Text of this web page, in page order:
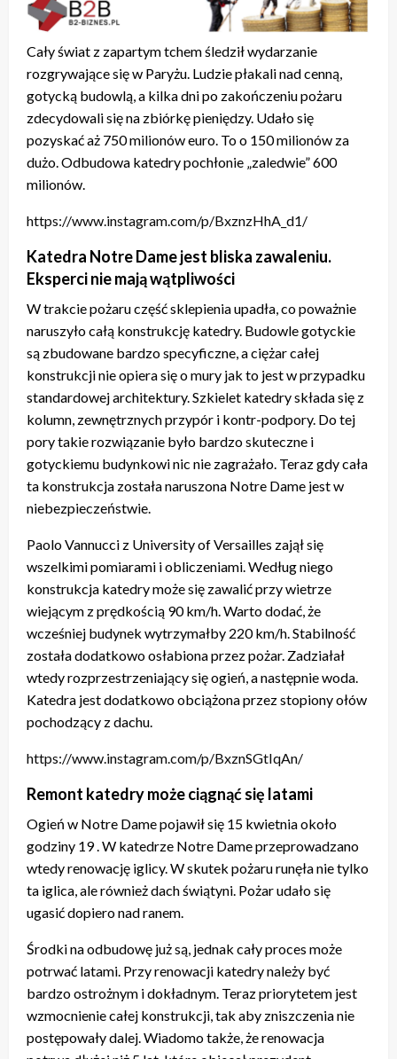
Cały świat z zapartym tchem śledził wydarzanie
rozgrywające się w Paryżu. Ludzie płakali nad cenną,
gotycką budowlą, a kilka dni po zakończeniu pożaru
zdecydowali się na zbiórkę pieniędzy. Udało się
pozyskać aż 750 milionów euro. To o 150 milionów za
dużo. Odbudowa katedry pochłonie „zaledwie” 600
milionów.
https://www.instagram.com/p/BxznzHhA_d1/
Katedra Notre Dame jest bliska zawaleniu.
Eksperci nie mają wątpliwości
W trakcie pożaru część sklepienia upadła, co poważnie
naruszyło całą konstrukcję katedry. Budowle gotyckie
są zbudowane bardzo specyficzne, a ciężar całej
konstrukcji nie opiera się o mury jak to jest w przypadku
standardowej architektury. Szkielet katedry składa się z
kolumn, zewnętrznych przypór i kontr-podpory. Do tej
pory takie rozwiązanie było bardzo skuteczne i
gotyckiemu budynkowi nic nie zagrażało. Teraz gdy cała
ta konstrukcja została naruszona Notre Dame jest w
niebezpieczeństwie.
Paolo Vannucci z University of Versailles zajął się
wszelkimi pomiarami i obliczeniami. Według niego
konstrukcja katedry może się zawalić przy wietrze
wiejącym z prędkością 90 km/h. Warto dodać, że
wcześniej budynek wytrzymałby 220 km/h. Stabilność
została dodatkowo osłabiona przez pożar. Zadziałał
wtedy rozprzestrzeniający się ogień, a następnie woda.
Katedra jest dodatkowo obciążona przez stopiony ołów
pochodzący z dachu.
https://www.instagram.com/p/BxznSGtIqAn/
Remont katedry może ciągnąć się latami
Ogień w Notre Dame pojawił się 15 kwietnia około
godziny 19 . W katedrze Notre Dame przeprowadzano
wtedy renowację iglicy. W skutek pożaru runęła nie tylko
ta iglica, ale również dach świątyni. Pożar udało się
ugasić dopiero nad ranem.
Środki na odbudowę już są, jednak cały proces może
potrwać latami. Przy renowacji katedry należy być
bardzo ostrożnym i dokładnym. Teraz priorytetem jest
wzmocnienie całej konstrukcji, tak aby zniszczenia nie
postępowały dalej. Wiadomo także, że renowacja